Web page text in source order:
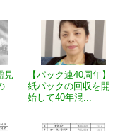
見
【パック連40周年】
紙パックの回収を開
始して40年混...